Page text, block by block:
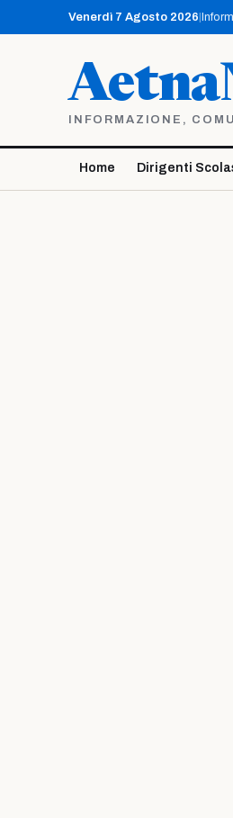
contenuto
Venerdì 7 Agosto 2026
INFORMAZIONE,
Home Dirigenti